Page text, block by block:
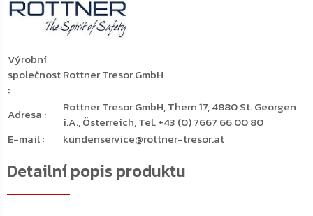
Detailní popis produktu
Výrobní
společnost
:
Rottner Tresor GmbH
Adresa :
Rottner Tresor GmbH, Thern 17, 4880 St. Georgen
i.A., Österreich, Tel. +43 (0) 7667 66 00 80
E-mail: kundenservice@rottner-tresor.at